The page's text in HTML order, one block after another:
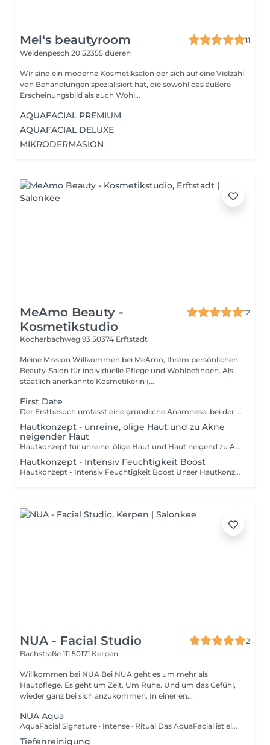
Mel‘s beautyroom
11
Weidenpesch 20 52355 dueren
Wir sind ein moderne Kosmetiksalon der sich auf eine Vielzahl
von Behandlungen spezialisiert hat, die sowohl das äußere
Erscheinungsbild als auch Wohl...
AQUAFACIAL PREMIUM
AQUAFACIAL DELUXE
MIKRODERMASION
MeAmo Beauty -
Kosmetikstudio
12
Kocherbachweg 93 50374 Erftstadt
Meine Mission Willkommen bei MeAmo, Ihrem persönlichen
Beauty-Salon für individuelle Pflege und Wohlbefinden. Als
staatlich anerkannte Kosmetikerin (...
First Date
Der Erstbesuch umfasst eine gründliche Anamnese, bei der wir deine Wünsche, Begleitumstände und Hautbedürfnisse besprechen. Nach einer intensiven 2-fachen Hautreinigung erhältst du eine digitale Hautanalyse, die Feuchtigkeitsgehalt, Elastizität, Sebum, Poren, Melaningehalt, Falten und Hautempfindlichkeit misst. Anamnese, digitale Hautanalyse und Gesichtsbehandlung entsprechend deinem Hautzustand für Gesicht, Hals & Dekolleté.
Hautkonzept - unreine, ölige Haut und zu Akne
neigender Haut
Hautkonzept für unreine, ölige Haut und Haut neigend zu Akne: Intensive 2-fach Reinigung der Haut Enzymatisches Peeling oder Diamant Mikrodermabrasion Ausreinigung der Haut Zusatzleistung: Apparative Technik: Mesoporation (Age Defense Liposom, Age Defense Vita Concentrate) Pflege: Maske je nach Hauttyp oder -situation Abschlusspflege entsprechend der Hautsituation
Hautkonzept - Intensiv Feuchtigkeit Boost
Hautkonzept - Intensiv Feuchtigkeit Boost Unser Hautkonzept für einen intensiven Feuchtigkeits-Boost umfasst eine gründliche 2-fache Reinigung der Haut. Im Anschluss setzen wir auf apparative Techniken wie die Diamant Mikrodermabrasion und Mesoporation, um die Haut optimal auf die nachfolgende Pflege vorzubereiten. Nach der intensiven Reinigung folgt eine spezielle Feuchtigkeitsmaske, die die Haut intensiv mit Feuchtigkeit versorgt und sie gleichzeitig beruhigt. Abgerundet wird die Behandlung mit einer Abschlusspflege, die genau auf die Bedürfnisse Ihrer Haut abgestimmt ist. Dieses ganzheitliche Konzept ist für Gesicht, Hals & Dekolleté geeignet und bietet Ihrer Haut eine umfassende Pflege für spürbar mehr Feuchtigkeit und ein strahlendes Aussehen.
NUA - Facial Studio
2
Bachstraße 111 50171 Kerpen
Willkommen bei NUA Bei NUA geht es um mehr als
Hautpflege. Es geht um Zeit. Um Ruhe. Und um das Gefühl,
wieder ganz bei sich anzukommen. In einer en...
NUA Aqua
AquaFacial Signature · Intense · Ritual Das AquaFacial ist eine effektive Gesichtsbehandlung zur porentiefen Reinigung, intensiven Durchfeuchtung und sichtbaren Hautverfeinerung. Die Haut wird sanft geklärt, mit hochwertigen Wirkstoffen versorgt und erhält sofort neue Frische und Glow. Je nach Variante wird die Behandlung in Intensität und Pflegeumfang individuell angepasst von der schnellen Frischebehandlung bis zum intensiven Verwöhnritual. Ergebnis: Reinere Poren, glattere Haut und ein sichtbar frisches, ebenmäßiges Hautbild sofort und nachhaltig.
Tiefenreinigung